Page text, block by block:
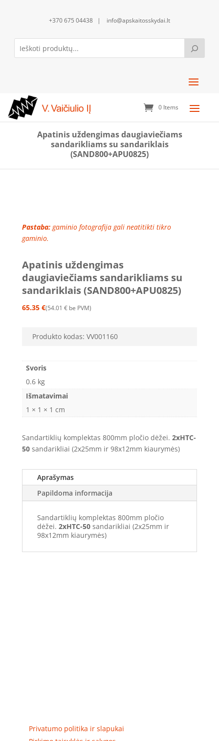
+370 675 04438 | info@apskaitosskydai.lt
0 Items
Apatinis uždengimas daugiaviečiams
sandarikliams su sandariklais
(SAND800+APU0825)
Pastaba:gaminio fotografija gali neatitikti tikro
gaminio.
Apatinis uždengimas
daugiaviečiams sandarikliams su
sandariklais (SAND800+APU0825)
65.35 € 54.01 € be PVM
Produkto kodas: VV001160
Svoris
0.6 kg
Išmatavimai
1 × 1 × 1 cm
Sandartiklių komplektas 800mm pločio dėžei. 2xHTC-
50sandarikliai (2x25mm ir 98x12mm kiaurymės)
Aprašymas
Papildoma informacija
Sandartiklių komplektas 800mm pločio
dėžei. 2xHTC-50sandarikliai (2x25mm ir
98x12mm kiaurymės)
Privatumo politika ir slapukai